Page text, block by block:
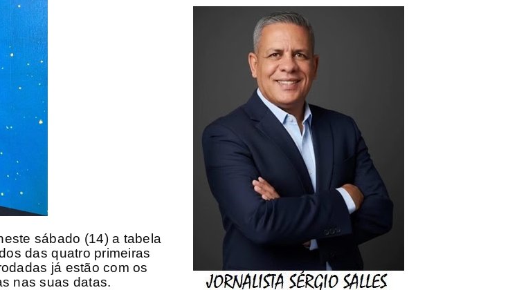
sábado (14) a tabela
das quatro primeiras
já estão com os
nas suas datas.